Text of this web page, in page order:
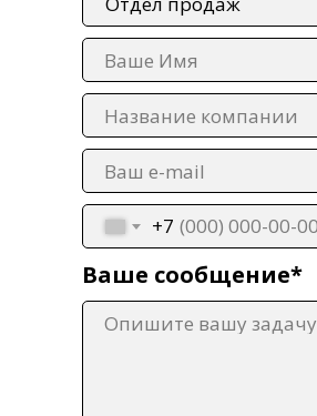
Ваше Имя
Название компании
Ваш e-mail
+7
Ваше сообщение*
Опишите вашу задачу